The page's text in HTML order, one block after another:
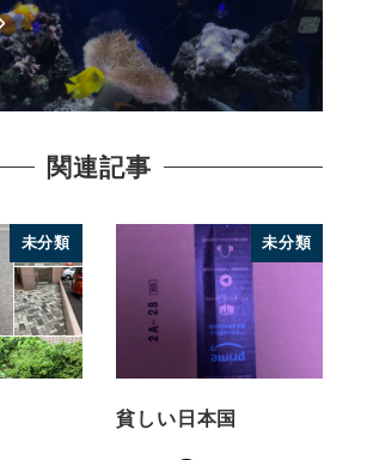
関連記事
未分類 未分類
貧しい日本国